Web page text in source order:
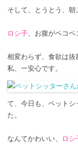
そして、とうとう、朝
ロシ子、お腹がペコペ
相変わらず、食欲は抜
私、一安心です。
て、今日も、ペット
た。
なんてかわいい、 ロシ